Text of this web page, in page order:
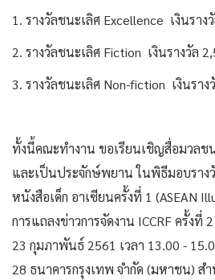
1. รางวัลชนะเลิศ Excellence เงินรา
2. รางวัลชนะเลิศ Fiction เงินรางวัล
3. รางวัลชนะเลิศ Non-fiction เงินรา
ทั้งนี้คณะทำงาน ขอเรียนเชิญสื่อมวลช
และเป็นประจักษ์พยาน ในพิธีมอบราง
หนังสือเด็ก อาเซียนครั้งที่ 1 (ASEAN
การแถลงข่าวการจัดงาน ICCRF ครั้ง
23 กุมภาพันธ์ 2561 เวลา 13.00 -
28 ธนาคารกรุงเทพ จำกัด (มหาชน) ส